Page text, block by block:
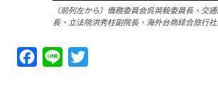
（前列左から）僑務委員会呉英毅委員長、交
長、立法院洪秀柱副院長、海外台商綜合旅行
Facebook
Line